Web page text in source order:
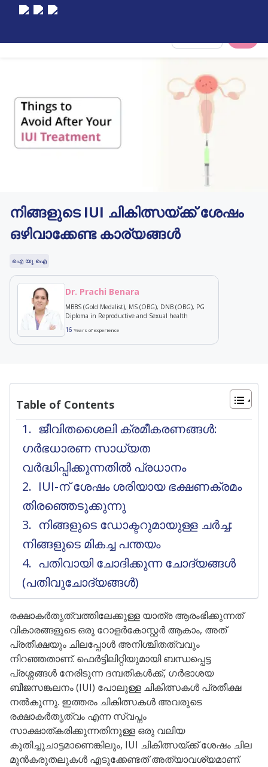
നിങ്ങളുടെ IUI ചികിത്സയ്ക്ക് ശേഷം
ഒഴിവാക്കേണ്ട കാര്യങ്ങൾ
ഐ യു ഐ
Dr. Prachi Benara
MBBS (Gold Medalist), MS (OBG), DNB (OBG), PG
Diploma in Reproductive and Sexual health
16 Years of experience
Table of Contents
ജീവിതശൈലി ക്രമീകരണങ്ങൾ:
ഗർഭധാരണ സാധ്യത
വർദ്ധിപ്പിക്കുന്നതിൽ പ്രധാനം
IUI-ന് ശേഷം ശരിയായ ഭക്ഷണക്രമം
തിരഞ്ഞെടുക്കുന്നു
നിങ്ങളുടെ ഡോക്ടറുമായുള്ള ചർച്ച:
നിങ്ങളുടെ മികച്ച പന്തയം
പതിവായി ചോദിക്കുന്ന ചോദ്യങ്ങൾ
(പതിവുചോദ്യങ്ങൾ)
രക്ഷാകർതൃത്വത്തിലേക്കുള്ള യാത്ര ആരംഭിക്കുന്നത്
വികാരങ്ങളുടെ ഒരു റോളർകോസ്റ്റർ ആകാം, അത്
പ്രതീക്ഷയും ചിലപ്പോൾ അനിശ്ചിതത്വവും
നിറഞ്ഞതാണ്. ഫെർട്ടിലിറ്റിയുമായി ബന്ധപ്പെട്ട
പ്രശ്നങ്ങൾ നേരിടുന്ന ദമ്പതികൾക്ക്, ഗർഭാശയ
ബീജസങ്കലനം (IUI) പോലുള്ള ചികിത്സകൾ പ്രതീക്ഷ
നൽകുന്നു. ഇത്തരം ചികിത്സകൾ അവരുടെ
രക്ഷാകർതൃത്വം എന്ന സ്വപ്നം
സാക്ഷാത്കരിക്കുന്നതിനുള്ള ഒരു വലിയ
കുതിച്ചുചാട്ടമാണെങ്കിലും, IUI ചികിത്സയ്ക്ക് ശേഷം ചില
മുൻകരുതലുകൾ എടുക്കേണ്ടത് അത്യാവശ്യമാണ്.